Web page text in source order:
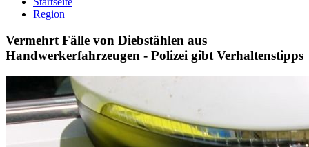
Region
Vermehrt Fälle von Diebstählen aus
Handwerkerfahrzeugen - Polizei gibt Verhaltenstipps